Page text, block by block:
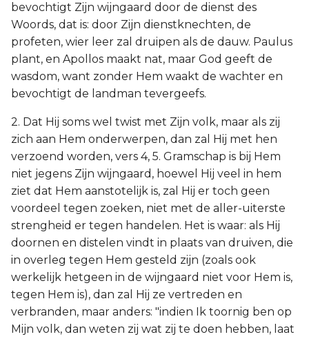
bevochtigt Zijn wijngaard door de dienst des
Woords, dat is: door Zijn dienstknechten, de
profeten, wier leer zal druipen als de dauw. Paulus
plant, en Apollos maakt nat, maar God geeft de
wasdom, want zonder Hem waakt de wachter en
bevochtigt de landman tevergeefs.
2. Dat Hij soms wel twist met Zijn volk, maar als zij
zich aan Hem onderwerpen, dan zal Hij met hen
verzoend worden, vers 4, 5. Gramschap is bij Hem
niet jegens Zijn wijngaard, hoewel Hij veel in hem
ziet dat Hem aanstotelijk is, zal Hij er toch geen
voordeel tegen zoeken, niet met de aller-uiterste
strengheid er tegen handelen. Het is waar: als Hij
doornen en distelen vindt in plaats van druiven, die
in overleg tegen Hem gesteld zijn (zoals ook
werkelijk hetgeen in de wijngaard niet voor Hem is,
tegen Hem is), dan zal Hij ze vertreden en
verbranden, maar anders: "indien Ik toornig ben op
Mijn volk, dan weten zij wat zij te doen hebben, laat